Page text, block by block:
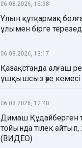
06.08.2026, 15:38
Ұлын құтқармақ
ұлымен бірге
06.08.2026, 13:17
Қазақстанда алғаш
ұшқышсыз әуе кемесі
06.08.2026, 12:40
Димаш Құдайберген
тойында тілек айтып,
(ВИДЕО)